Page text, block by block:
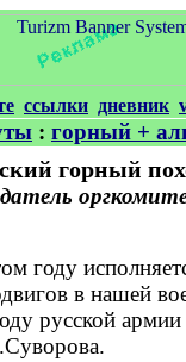
ссылки дневник
: горный +
горный
году
в нашей
русской